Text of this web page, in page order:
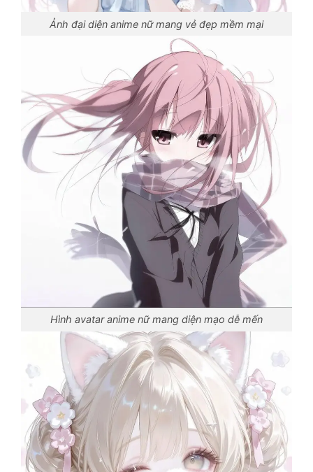
Ảnh đại diện anime nữ mang vẻ đẹp mềm mại
Hình avatar anime nữ mang diện mạo dễ mến